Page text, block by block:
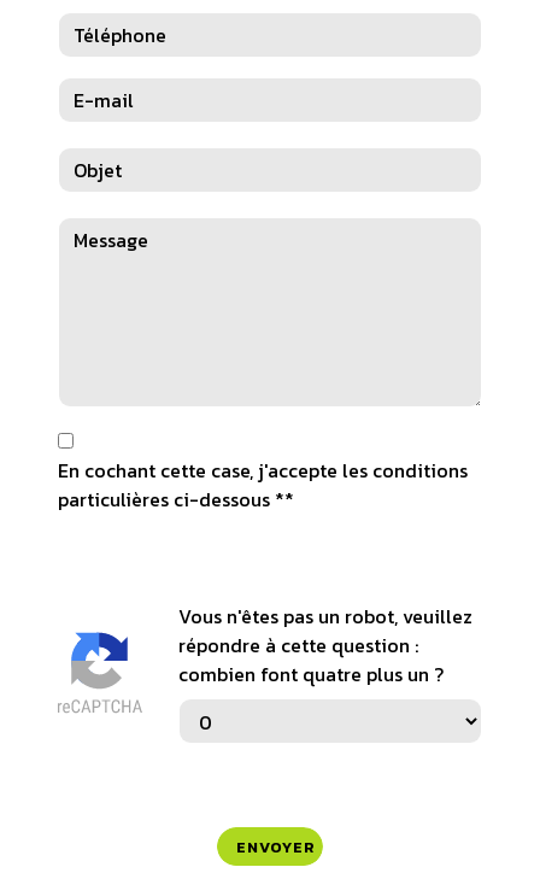
En cochant cette case, j'accepte les conditions
particulières ci-dessous **
Vous n'êtes pas un robot, veuillez
répondre à cette question :
combien font quatre plus un ?
ENVOYER